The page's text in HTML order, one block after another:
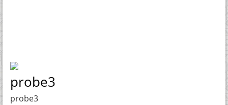
probe3
probe3